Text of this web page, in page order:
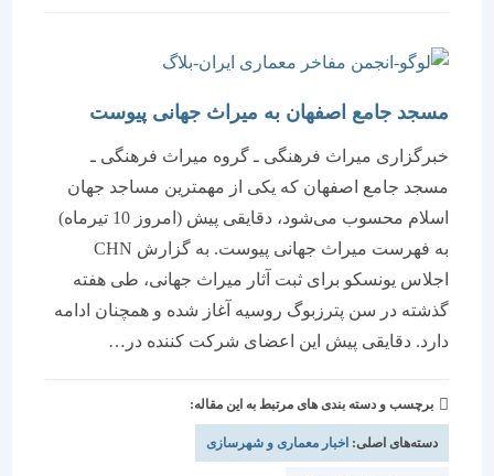
مسجد جامع اصفهان به میراث جهانی پیوست
خبرگزاری میراث فرهنگی ـ گروه میراث فرهنگی ـ
مسجد جامع اصفهان که یکی از مهمترین مساجد جهان
اسلام محسوب می‌شود، دقایقی پیش (امروز 10 تیرماه)
به فهرست میراث جهانی پیوست. به گزارش CHN
اجلاس یونسکو برای ثبت آثار میراث جهانی، طی هفته
گذشته در سن پترزبوگ روسیه آغاز شده و همچنان ادامه
دارد. دقایقی پیش این اعضای شرکت کننده در…
برچسب و دسته بندی های مرتبط به این مقاله:
دسته‌های اصلی:اخبار معماری و شهرسازی